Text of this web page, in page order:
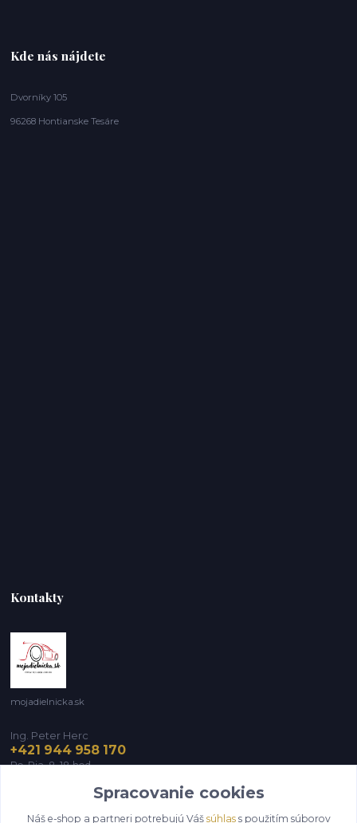
Kde nás nájdete
Dvorníky 105
96268 Hontianske Tesáre
Kontakty
mojadielnicka.sk
Ing. Peter Herc
+421 944 958 170
Po-Pia, 8-18 hod.
infomojadielnicka@gmail.com
Spracovanie cookies
Náš e-shop a partneri potrebujú Váš súhlass použitím súborov